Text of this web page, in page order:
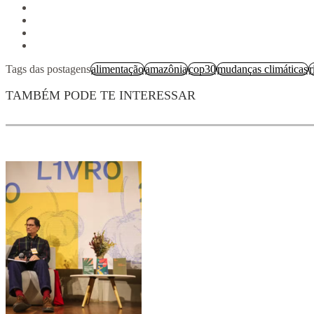
Tags das postagensalimentaçãoamazôniacop30mudanças climáticas
TAMBÉM PODE TE INTERESSAR